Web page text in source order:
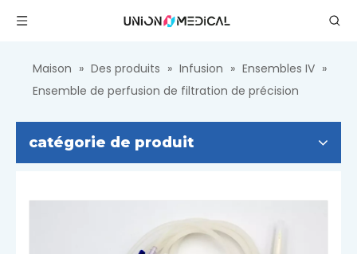
Maison » Des produits » Infusion » Ensembles IV »
Ensemble de perfusion de filtration de précision
catégorie de produit